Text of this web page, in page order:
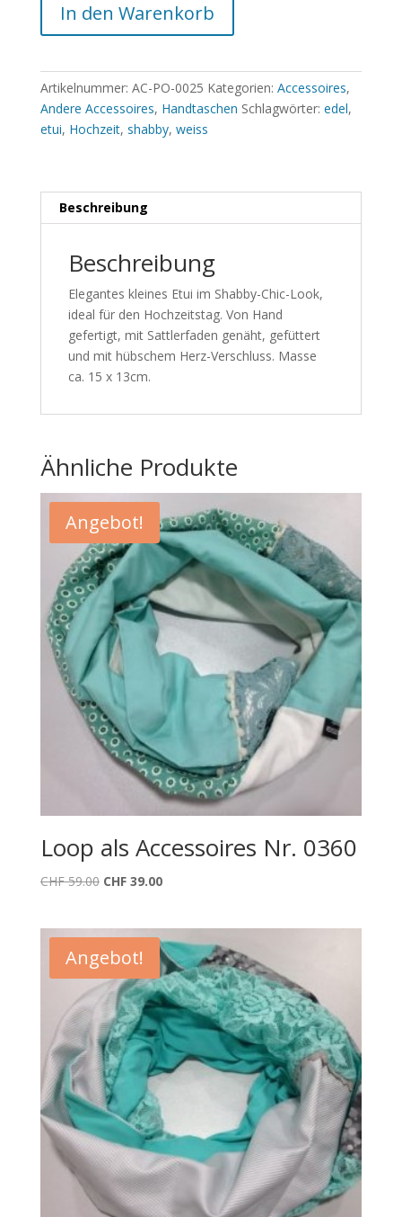
In den Warenkorb
Artikelnummer: AC-PO-0025 Kategorien: Accessoires,
Andere Accessoires, Handtaschen Schlagwörter: edel,
etui, Hochzeit, shabby, weiss
Beschreibung
Beschreibung
Elegantes kleines Etui im Shabby-Chic-Look,
ideal für den Hochzeitstag. Von Hand
gefertigt, mit Sattlerfaden genäht, gefüttert
und mit hübschem Herz-Verschluss. Masse
ca. 15 x 13cm.
Ähnliche Produkte
Angebot!
Loop als Accessoires Nr. 0360
CHF59.00 Ursprünglicher
CHF 59.00
CHF39.00Aktueller
CHF 39.00.
Angebot!